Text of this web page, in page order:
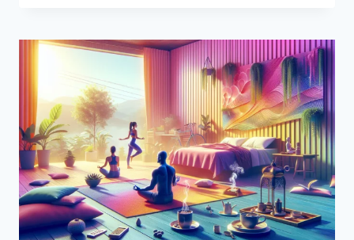
MENTALE:
STRATEGIE
SPORTIVI
AMATORIALI